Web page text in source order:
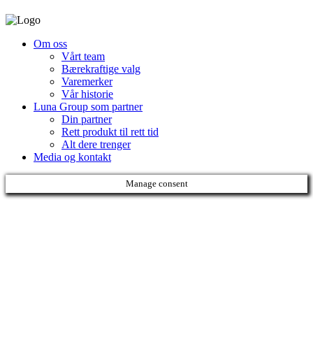
Om oss
Vårt team
Bærekraftige valg
Varemerker
Vår historie
Luna Group som partner
Din partner
Rett produkt til rett tid
Alt dere trenger
Media og kontakt
Manage consent